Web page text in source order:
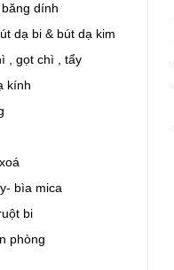
dính
dạ bi & bút dạ kim
, gọt chì , tẩy
kính
bìa mica
bi
phòng